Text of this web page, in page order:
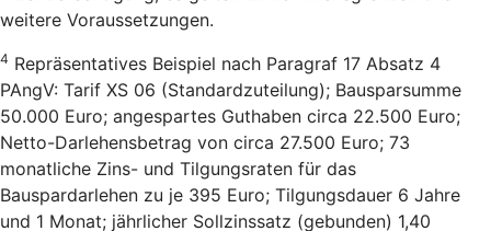
weitere Voraussetzungen.
4 Repräsentatives Beispiel nach Paragraf 17 Absatz 4
PAngV: Tarif XS 06 (Standardzuteilung); Bausparsumme
50.000 Euro; angespartes Guthaben circa 22.500 Euro;
Netto-Darlehensbetrag von circa 27.500 Euro; 73
monatliche Zins- und Tilgungsraten für das
Bauspardarlehen zu je 395 Euro; Tilgungsdauer 6 Jahre
und 1 Monat; jährlicher Sollzinssatz (gebunden) 1,40